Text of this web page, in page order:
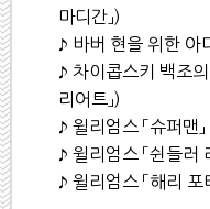
마디간」)
♪ 바버 현을 위한 아
♪ 차이콥스키 백조
리어트」)
♪ 윌리엄스 「슈퍼맨
♪ 윌리엄스 「쉰들러
♪ 윌리엄스 「해리